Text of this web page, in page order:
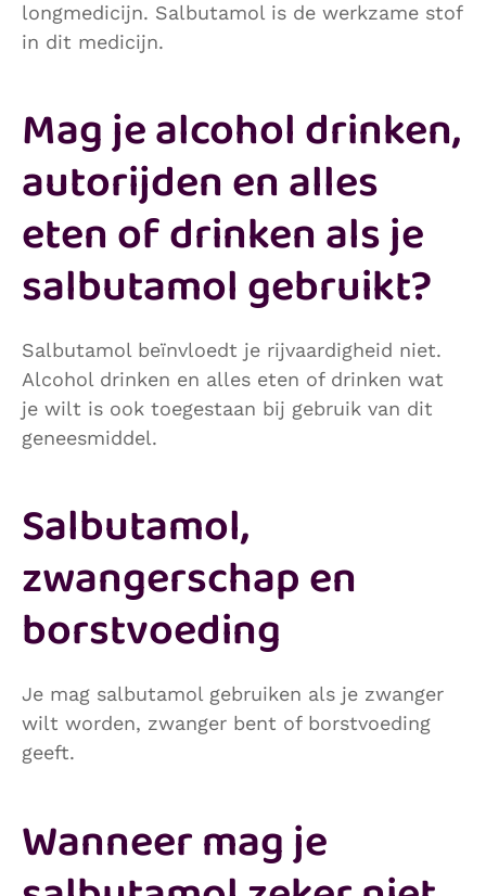
longmedicijn. Salbutamol is de werkzame stof
in dit medicijn.
Mag je alcohol drinken,
autorijden en alles
eten of drinken als je
salbutamol gebruikt?
Salbutamol beïnvloedt je rijvaardigheid niet.
Alcohol drinken en alles eten of drinken wat
je wilt is ook toegestaan bij gebruik van dit
geneesmiddel.
Salbutamol,
zwangerschap en
borstvoeding
Je mag salbutamol gebruiken als je zwanger
wilt worden, zwanger bent of borstvoeding
geeft.
Wanneer mag je